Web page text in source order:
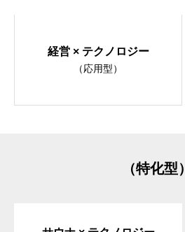
経営 × テクノロジー
（応用型）
（特化型）